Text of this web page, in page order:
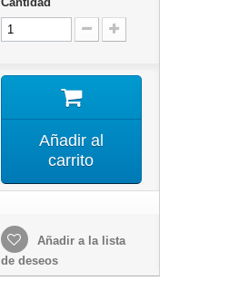
Añadir al
carrito
Añadir a la lista
de deseos